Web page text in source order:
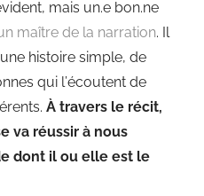
mais un.e bon.ne
maître de la narration. Il
histoire simple, de
qui l’écoutent de
À travers le récit,
va réussir à nous
dont il ou elle est le